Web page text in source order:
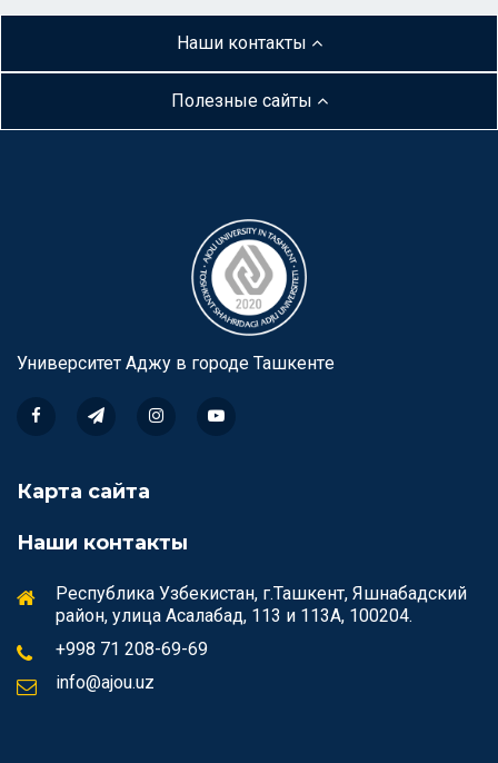
Наши контакты
Полезные сайты
Университет Аджу в городе Ташкентe
Карта сайта
Наши контакты
Республика Узбекистан, г.Ташкент, Яшнабадский
район, улица Асалабад, 113 и 113А, 100204.
+998 71 208-69-69
info@ajou.uz